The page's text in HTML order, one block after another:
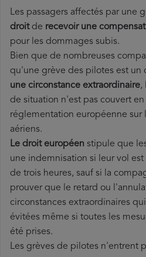
Les passagers affectés par une
droitde recevoir une
pour les dommages subis.
Bien que de nombreuses
qu'une grève des pilotes est un
une circonstance extraordinaire,
de situation n'est pas couvert
réglementation européenne sur
aériens.
Le droit européen stipule que
une indemnisation si leur vol
de trois heures, sauf si la
prouver que le retard ou
circonstances extraordinaires
évitées même si toutes les
été prises.
Les grèves de pilotes n'entrent